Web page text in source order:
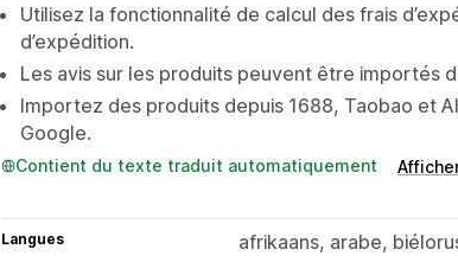
Utilisez la fonctionnalité de calcul des frais
d’expédition.
Les avis sur les produits peuvent être importés
Importez des produits depuis 1688, Taobao et
Google.
Contient du texte traduit automatiquement
Langues
afrikaans, arabe,